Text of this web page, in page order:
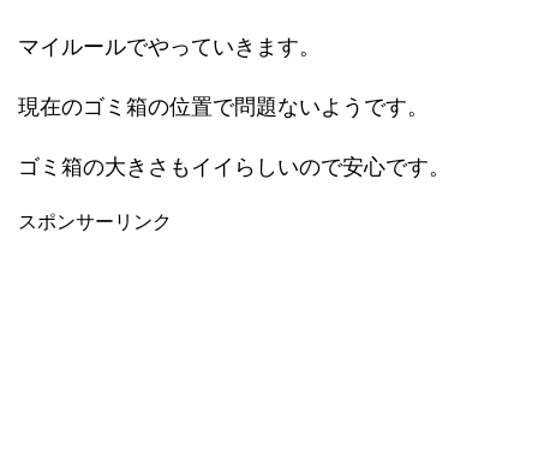
マイルールでやっていきます。
現在のゴミ箱の位置で問題ないようです。
ゴミ箱の大きさもイイらしいので安心です。
スポンサーリンク